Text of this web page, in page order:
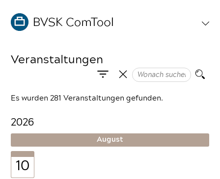
Veranstaltungen
Es wurden 281 Veranstaltungen gefunden.
2026
August
10